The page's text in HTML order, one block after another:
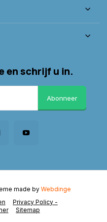
en schrijf u in.
Abonneer
Privacy Policy -
Sitemap
made byWebdinge